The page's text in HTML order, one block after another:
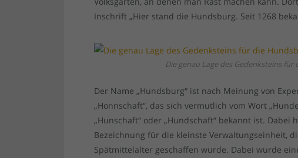
Inschrift „Hier stand die Hundsburg. Seit 1268
Die genau Lage des Gedenksteins
Der Name „Hundsburg“ ist nach Meinung von
„Honnschaft“, das sich vermutlich vom Wort
„Hunschaft“ oder „Hundschaft“ bekannt ist.
Bezeichnung für die kleinste Verwaltungseinheit,
Spätmittelalter geschaffen wurde. Dabei wurde